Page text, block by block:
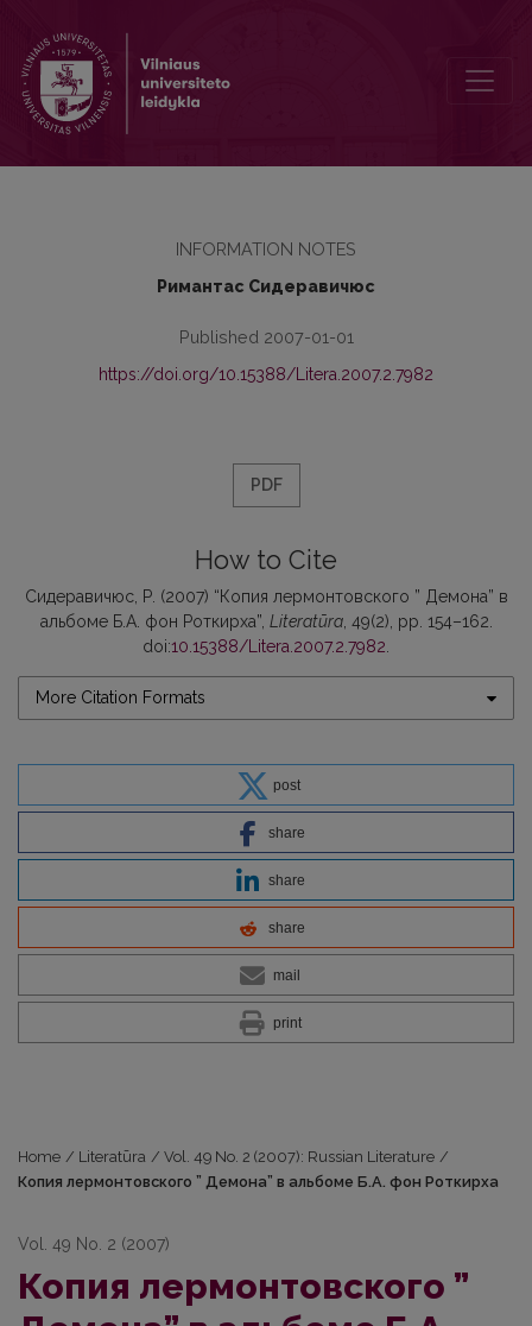
INFORMATION NOTES
Римантас Сидеравичюс
Published 2007-01-01
https://doi.org/10.15388/Litera.2007.2.7982
PDF
How to Cite
Сидеравичюс, Р. (2007) “Копия лермонтовского ” Демона” в
альбоме Б.А. фон Роткирха”, Literatūra, 49(2), pp. 154–162.
doi:10.15388/Litera.2007.2.7982
More Citation Formats
post
share
share
share
mail
print
Home / Literatūra / Vol. 49 No. 2 (2007): Russian Literature /
Копия лермонтовского ” Демона” в альбоме Б.А. фон Роткирха
Vol. 49 No. 2 (2007)
Копия лермонтовского ”